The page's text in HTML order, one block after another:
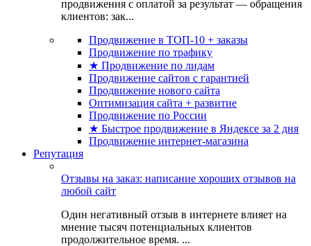
продвижения с оплатой за результат — обращения
клиентов: зак...
Продвижение в ТОП-10 + заказы
Продвижение по трафику
★ Продвижение по лидам
Продвижение сайтов с гарантией
Продвижение нового сайта
Оптимизация сайта + развитие
Продвижение по России
★ Быстрое продвижение в Яндексе за 2 дня
Продвижение интернет-магазина
Репутация
Отзывы на заказ: написание хороших отзывов на
любой сайт
Один негативный отзыв в интернете влияет на
мнение тысяч потенциальных клиентов
продолжительное время. ...